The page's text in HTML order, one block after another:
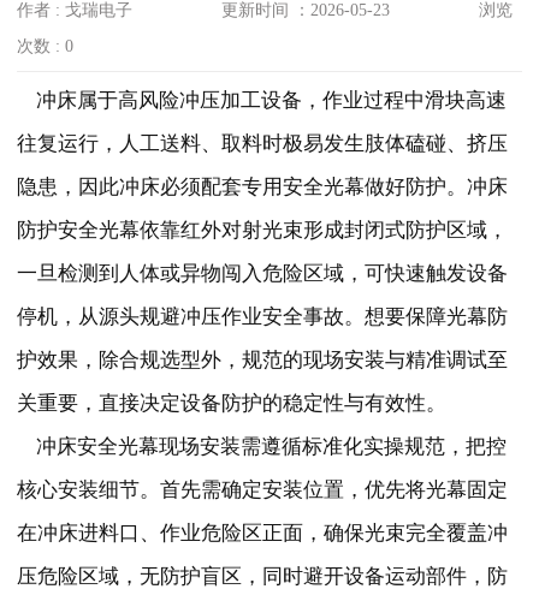
作者 : 戈瑞电子 更新时间 ：2026-05-23
浏览
次数 : 0
冲床属于高风险冲压加工设备，作业过程中滑块高速
往复运行，人工送料、取料时极易发生肢体磕碰、挤压
隐患，因此冲床必须配套专用安全光幕做好防护。冲床
防护安全光幕依靠红外对射光束形成封闭式防护区域，
一旦检测到人体或异物闯入危险区域，可快速触发设备
停机，从源头规避冲压作业安全事故。想要保障光幕防
护效果，除合规选型外，规范的现场安装与精准调试至
关重要，直接决定设备防护的稳定性与有效性。
冲床安全光幕现场安装需遵循标准化实操规范，把控
核心安装细节。首先需确定安装位置，优先将光幕固定
在冲床进料口、作业危险区正面，确保光束完全覆盖冲
压危险区域，无防护盲区，同时避开设备运动部件，防